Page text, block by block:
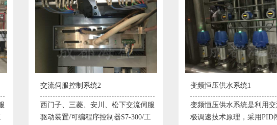
交流伺服控制系统2
西门子、三菱、安川、松下交流伺服
驱动装置/可编程序控制器S7-300/工
变频恒压供水系统1
变频恒压供水系统是利用交流电机无
极调速技术原理，采用PID闭环控制